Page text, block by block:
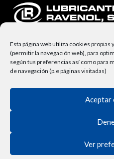
Esta página web utiliza cookies
(permitir la navegación web), para
según tus preferencias así como para
de navegación (p.e páginas visitadas)
Aceptar
Ver
Lubricantes Ravenol
Términos y Condiciones
Derecho de Desisitimiento